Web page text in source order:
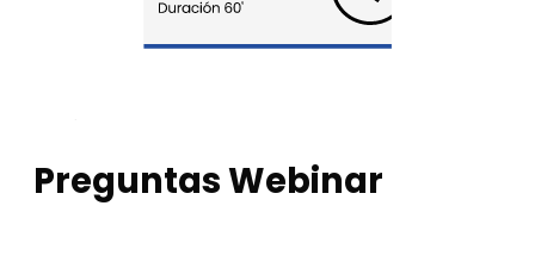
Preguntas Webinar